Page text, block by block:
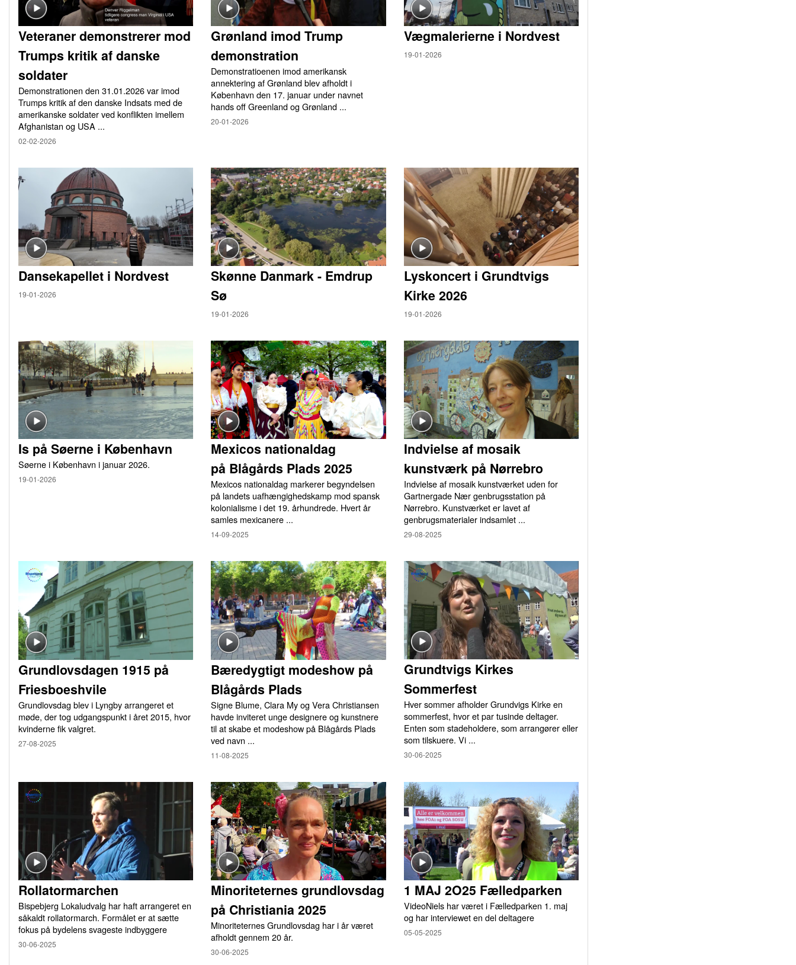
Veteraner demonstrerer mod
Trumps kritik af danske
soldater
Demonstrationen den 31.01.2026 var imod
Trumps kritik af den danske Indsats med de
amerikanske soldater ved konflikten imellem
Afghanistan og USA ...
02-02-2026
Grønland imod Trump
demonstration
Demonstratioenen imod amerikansk
annektering af Grønland blev afholdt i
København den 17. januar under navnet
hands off Greenland og Grønland ...
20-01-2026
Vægmalerierne i Nordvest
19-01-2026
Dansekapellet i Nordvest
19-01-2026
Skønne Danmark - Emdrup
Sø
19-01-2026
Lyskoncert i Grundtvigs
Kirke 2026
19-01-2026
Is på Søerne i København
Søerne i København i januar 2026.
19-01-2026
Mexicos nationaldag
på Blågårds Plads 2025
Mexicos nationaldag markerer begyndelsen
på landets uafhængighedskamp mod spansk
kolonialisme i det 19. århundrede. Hvert år
samles mexicanere ...
14-09-2025
Indvielse af mosaik
kunstværk på Nørrebro
Indvielse af mosaik kunstværket uden for
Gartnergade Nær genbrugsstation på
Nørrebro. Kunstværket er lavet af
genbrugsmaterialer indsamlet ...
29-08-2025
Grundlovsdagen 1915 på
Friesboeshvile
Grundlovsdag blev i Lyngby arrangeret et
møde, der tog udgangspunkt i året 2015, hvor
kvinderne fik valgret.
27-08-2025
Bæredygtigt modeshow på
Blågårds Plads
Signe Blume, Clara My og Vera Christiansen
havde inviteret unge designere og kunstnere
til at skabe et modeshow på Blågårds Plads
ved navn ...
11-08-2025
Grundtvigs Kirkes
Sommerfest
Hver sommer afholder Grundvigs Kirke en
sommerfest, hvor et par tusinde deltager.
Enten som stadeholdere, som arrangører eller
som tilskuere. Vi ...
30-06-2025
Rollatormarchen
Bispebjerg Lokaludvalg har haft arrangeret en
såkaldt rollatormarch. Formålet er at sætte
fokus på bydelens svageste indbyggere
30-06-2025
Minoriteternes grundlovsdag
på Christiania 2025
Minoriteternes Grundlovsdag har i år været
afholdt gennem 20 år.
30-06-2025
1 MAJ 2O25 Fælledparken
VideoNiels har været i Fælledparken 1. maj
og har interviewet en del deltagere
05-05-2025